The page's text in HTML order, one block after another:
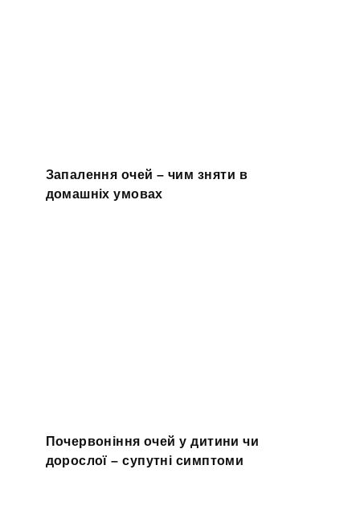
Запалення очей – чим зняти в
домашніх умовах
Почервоніння очей у дитини чи
дорослої – супутні симптоми